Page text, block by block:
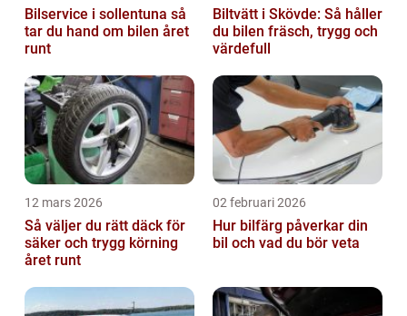
Bilservice i sollentuna så
tar du hand om bilen året
runt
Biltvätt i Skövde: Så håller
du bilen fräsch, trygg och
värdefull
12 mars 2026
Så väljer du rätt däck för
säker och trygg körning
året runt
02 februari 2026
Hur bilfärg påverkar din
bil och vad du bör veta